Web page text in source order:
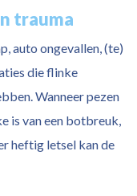
trauma
auto ongevallen, (te)
die flinke
Wanneer pezen
is van een botbreuk,
heftig letsel kan de